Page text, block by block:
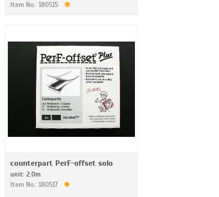
Item No.: 180515
counterpart PerF-offset solo
unit: 2.0m
Item No.: 180517